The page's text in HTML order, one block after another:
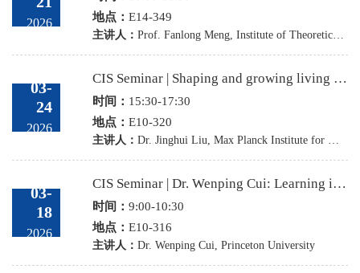
2026
地点： E14-349
主讲人： Prof. Fanlong Meng, Institute of Theoretical Physics, Chinese Academy of Sciences (ITP-CAS)
03-
24
2026
CIS Seminar | Shaping and growing living systems: From optical control to bioelectric growth
时间： 15:30-17:30
地点： E10-320
主讲人： Dr. Jinghui Liu, Max Planck Institute for Molecular Cell Biology and Genetics & Physics of Complex Systems
03-
18
2026
CIS Seminar | Dr. Wenping Cui: Learning in Artificial and Biological Systems — From In-Context Learning Phase Transitions to Animal behavioral learning
时间： 9:00-10:30
地点： E10-316
主讲人： Dr. Wenping Cui, Princeton University